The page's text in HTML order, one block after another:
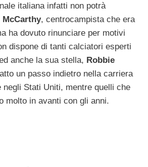
italiana infatti non potrà
McCarthy, centrocampista che era
ha dovuto rinunciare per motivi
dispone di tanti calciatori esperti
anche la sua stella, Robbie
un passo indietro nella carriera
negli Stati Uniti, mentre quelli che
molto in avanti con gli anni.